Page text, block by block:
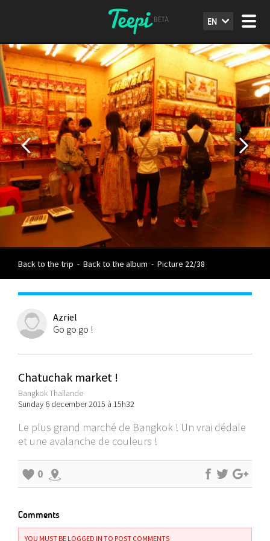
EN
Back to the trip - Back to the album - Picture 22/38
Azriel
Go go go !
Chatuchak market !
Bangkok Thaïlande
Sunday 6 december 2015 à 15h32
Le plus grand marché de Bangkok ! Un vrai dédale
et une avalanche de couleurs !
0
Comments
YOU MUST BE LOGGED IN TO POST COMMENTS